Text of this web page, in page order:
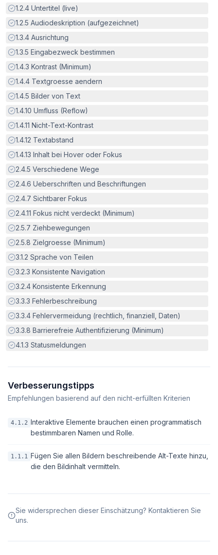
Erfüllt:
1.2.4 Untertitel (live)
Erfüllt:
1.2.5 Audiodeskription (aufgezeichnet)
Erfüllt:
1.3.4 Ausrichtung
Erfüllt:
1.3.5 Eingabezweck bestimmen
Erfüllt:
1.4.3 Kontrast (Minimum)
Erfüllt:
1.4.4 Textgroesse aendern
Erfüllt:
1.4.5 Bilder von Text
Erfüllt:
1.4.10 Umfluss (Reflow)
Erfüllt:
1.4.11 Nicht-Text-Kontrast
Erfüllt:
1.4.12 Textabstand
Erfüllt:
1.4.13 Inhalt bei Hover oder Fokus
Erfüllt:
2.4.5 Verschiedene Wege
Erfüllt:
2.4.6 Ueberschriften und Beschriftungen
Erfüllt:
2.4.7 Sichtbarer Fokus
Erfüllt:
2.4.11 Fokus nicht verdeckt (Minimum)
Erfüllt:
2.5.7 Ziehbewegungen
Erfüllt:
2.5.8 Zielgroesse (Minimum)
Erfüllt:
3.1.2 Sprache von Teilen
Erfüllt:
3.2.3 Konsistente Navigation
Erfüllt:
3.2.4 Konsistente Erkennung
Erfüllt:
3.3.3 Fehlerbeschreibung
Erfüllt:
3.3.4 Fehlervermeidung (rechtlich, finanziell, Daten)
Erfüllt:
3.3.8 Barrierefreie Authentifizierung (Minimum)
Erfüllt:
4.1.3 Statusmeldungen
Verbesserungstipps
Empfehlungen basierend auf den nicht-erfüllten Kriterien
4.1.2 Interaktive Elemente brauchen einen programmatisch
bestimmbaren Namen und Rolle.
1.1.1 Fügen Sie allen Bildern beschreibende Alt-Texte hinzu,
die den Bildinhalt vermitteln.
Sie widersprechen dieser Einschätzung? Kontaktieren Sie
uns.